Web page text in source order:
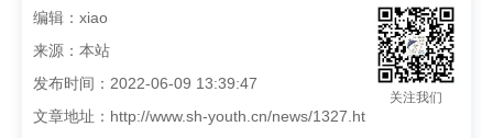
关注我们
编辑：xiao
来源：本站
发布时间：2022-06-09 13:39:47
文章地址： http://www.sh-youth.cn/news/1327.ht